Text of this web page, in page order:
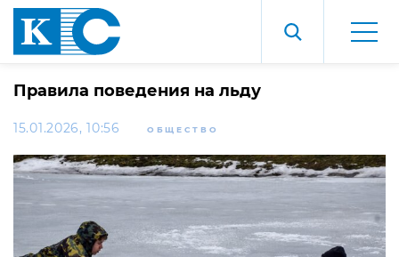
Правила поведения на льду
15.01.2026, 10:56 ОБЩЕСТВО